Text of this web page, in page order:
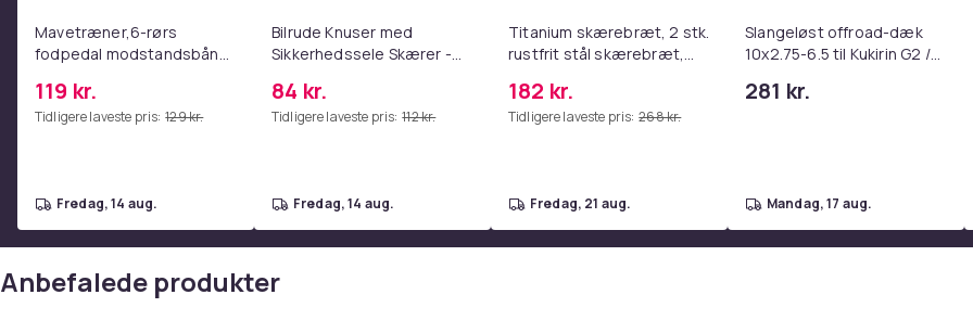
Mavetræner,6-rørs
fodpedal modstandsbånd
yoga og
hjemmetræningscenter
119 kr.
Tidligere laveste pris: 129 kr.
fredag, 14 aug.
Bilrude Knuser med
Sikkerhedssele Skærer -
Kompatibel med Alle
Bilmodeller Red
84 kr.
Tidligere laveste pris: 112 kr.
fredag, 14 aug.
Titanium skærebræt, 2 stk.
rustfrit stål skærebræt,
skærebræt
182 kr.
Tidligere laveste pris: 268 kr.
fredag, 21 aug.
Slangeløst offroad-dæk
10x2.75-6.5 til Kukirin G2 /
/ R3 / R6 / Ausom DT2 Pro /
281 kr.
mandag, 17 aug.
Anbefalede produkter